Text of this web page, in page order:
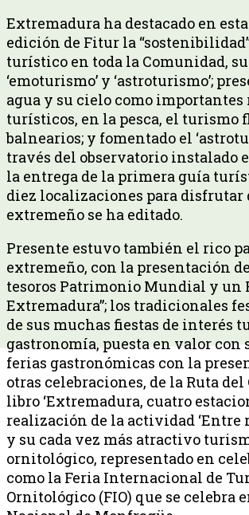
Extremadura ha destacado en
edición de Fitur la
turístico en toda la Comunidad, su
‘emoturismo’ y ‘astroturismo’;
agua y su cielo como importantes
turísticos, en la pesca, el turismo
balnearios; y fomentado el
través del observatorio instalado
la entrega de la primera guía
diez localizaciones para disfrutar
extremeño se ha editado.
Presente estuvo también el rico
extremeño, con la presentación de
tesoros Patrimonio Mundial y un
Extremadura”; los tradicionales
de sus muchas fiestas de interés
gastronomía, puesta en valor con
ferias gastronómicas con la
otras celebraciones, de la Ruta del
libro ‘Extremadura, cuatro
realización de la actividad ‘Entre
y su cada vez más atractivo
ornitológico, representado en
como la Feria Internacional de
Ornitológico (FIO) que se celebra